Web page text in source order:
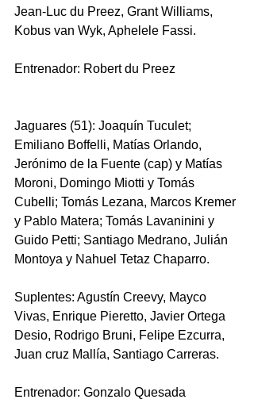
Jean-Luc du Preez, Grant Williams,
Kobus van Wyk, Aphelele Fassi.
Entrenador: Robert du Preez
Jaguares (51): Joaquín Tuculet;
Emiliano Boffelli, Matías Orlando,
Jerónimo de la Fuente (cap) y Matías
Moroni, Domingo Miotti y Tomás
Cubelli; Tomás Lezana, Marcos Kremer
y Pablo Matera; Tomás Lavaninini y
Guido Petti; Santiago Medrano, Julián
Montoya y Nahuel Tetaz Chaparro.
Suplentes: Agustín Creevy, Mayco
Vivas, Enrique Pieretto, Javier Ortega
Desio, Rodrigo Bruni, Felipe Ezcurra,
Juan cruz Mallía, Santiago Carreras.
Entrenador: Gonzalo Quesada